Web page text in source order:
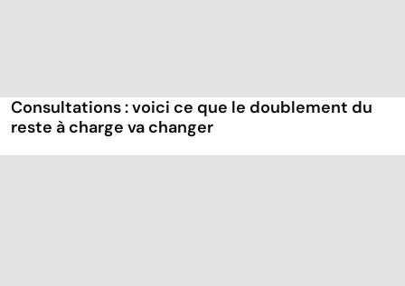
Consultations : voici ce que le doublement du
reste à charge va changer